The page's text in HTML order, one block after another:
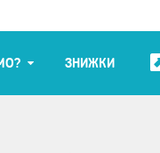
ЗНИЖКИ